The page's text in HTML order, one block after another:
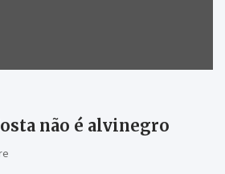
não é alvinegro